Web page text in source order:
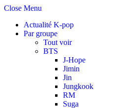
Close Menu
Actualité K-pop
Par groupe
Tout voir
BTS
J-Hope
Jimin
Jin
Jungkook
RM
Suga